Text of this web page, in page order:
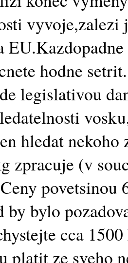
vyvoje,zalezi
hodne setrit.
legislativou
hledat
zpracuje (v
povetsinou
by bylo
cca
platit ze sveho